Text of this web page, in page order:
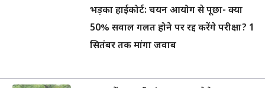
भड़का हाईकोर्ट: चयन आयोग से पूछा- क्या
50% सवाल गलत होने पर रद्द करेंगे परीक्षा? 1
सितंबर तक मांगा जवाब